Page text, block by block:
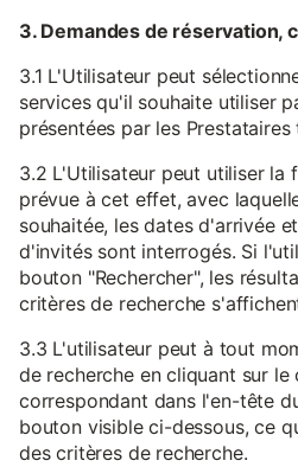
3. Demandes de réservation,
3.1 L'Utilisateur peut
services qu'il souhaite utiliser
présentées par les Prestataires
3.2 L'Utilisateur peut utiliser la
prévue à cet effet, avec
souhaitée, les dates d'arrivée
d'invités sont interrogés. Si
bouton "Rechercher", les
critères de recherche
3.3 L'utilisateur peut à tout
de recherche en cliquant sur
correspondant dans l'en-tête
bouton visible ci-dessous, ce
des critères de recherche.